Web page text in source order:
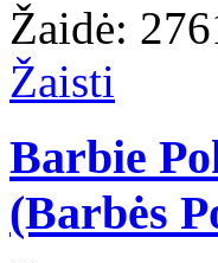
Žaidė:
Žaisti
Barbie
(Barbės